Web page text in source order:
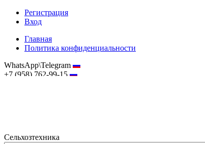
Регистрация
Вход
Главная
Политика конфиденциальности
WhatsApp\Telegram
+7 (958) 762-99-15
Сельхозтехника